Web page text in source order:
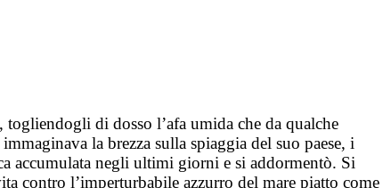
di dosso l’afa umida che da qualche
la brezza sulla spiaggia del suo paese, i
accumulata negli ultimi giorni e si addormentò. Si
contro l’imperturbabile azzurro del mare piatto come